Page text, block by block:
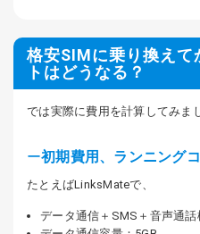
格安SIMに乗り換えて
トはどうなる？
では実際に費用を計算してみま
初期費用、ランニング
たとえばLinksMateで、
データ通信＋SMS＋音声通